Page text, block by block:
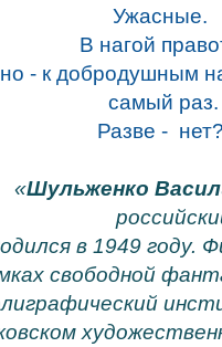
Ужасные.
В нагой
- к добродушным
самый раз.
Разве -
«Шульженко
в 1949 году.
свободной